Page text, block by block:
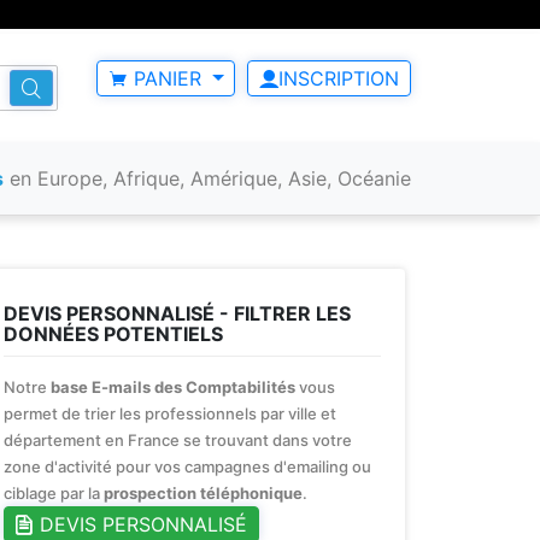
PANIER INSCRIPTION
en Europe, Afrique, Amérique, Asie, Océanie
DEVIS PERSONNALISÉ - FILTRER LES
DONNÉES POTENTIELS
Notre base E-mails des Comptabilitésvous
permet de trier les professionnels par ville et
département en France se trouvant dans votre
zone d'activité pour vos campagnes d'emailing ou
ciblage par laprospection téléphonique.
DEVIS PERSONNALISÉ